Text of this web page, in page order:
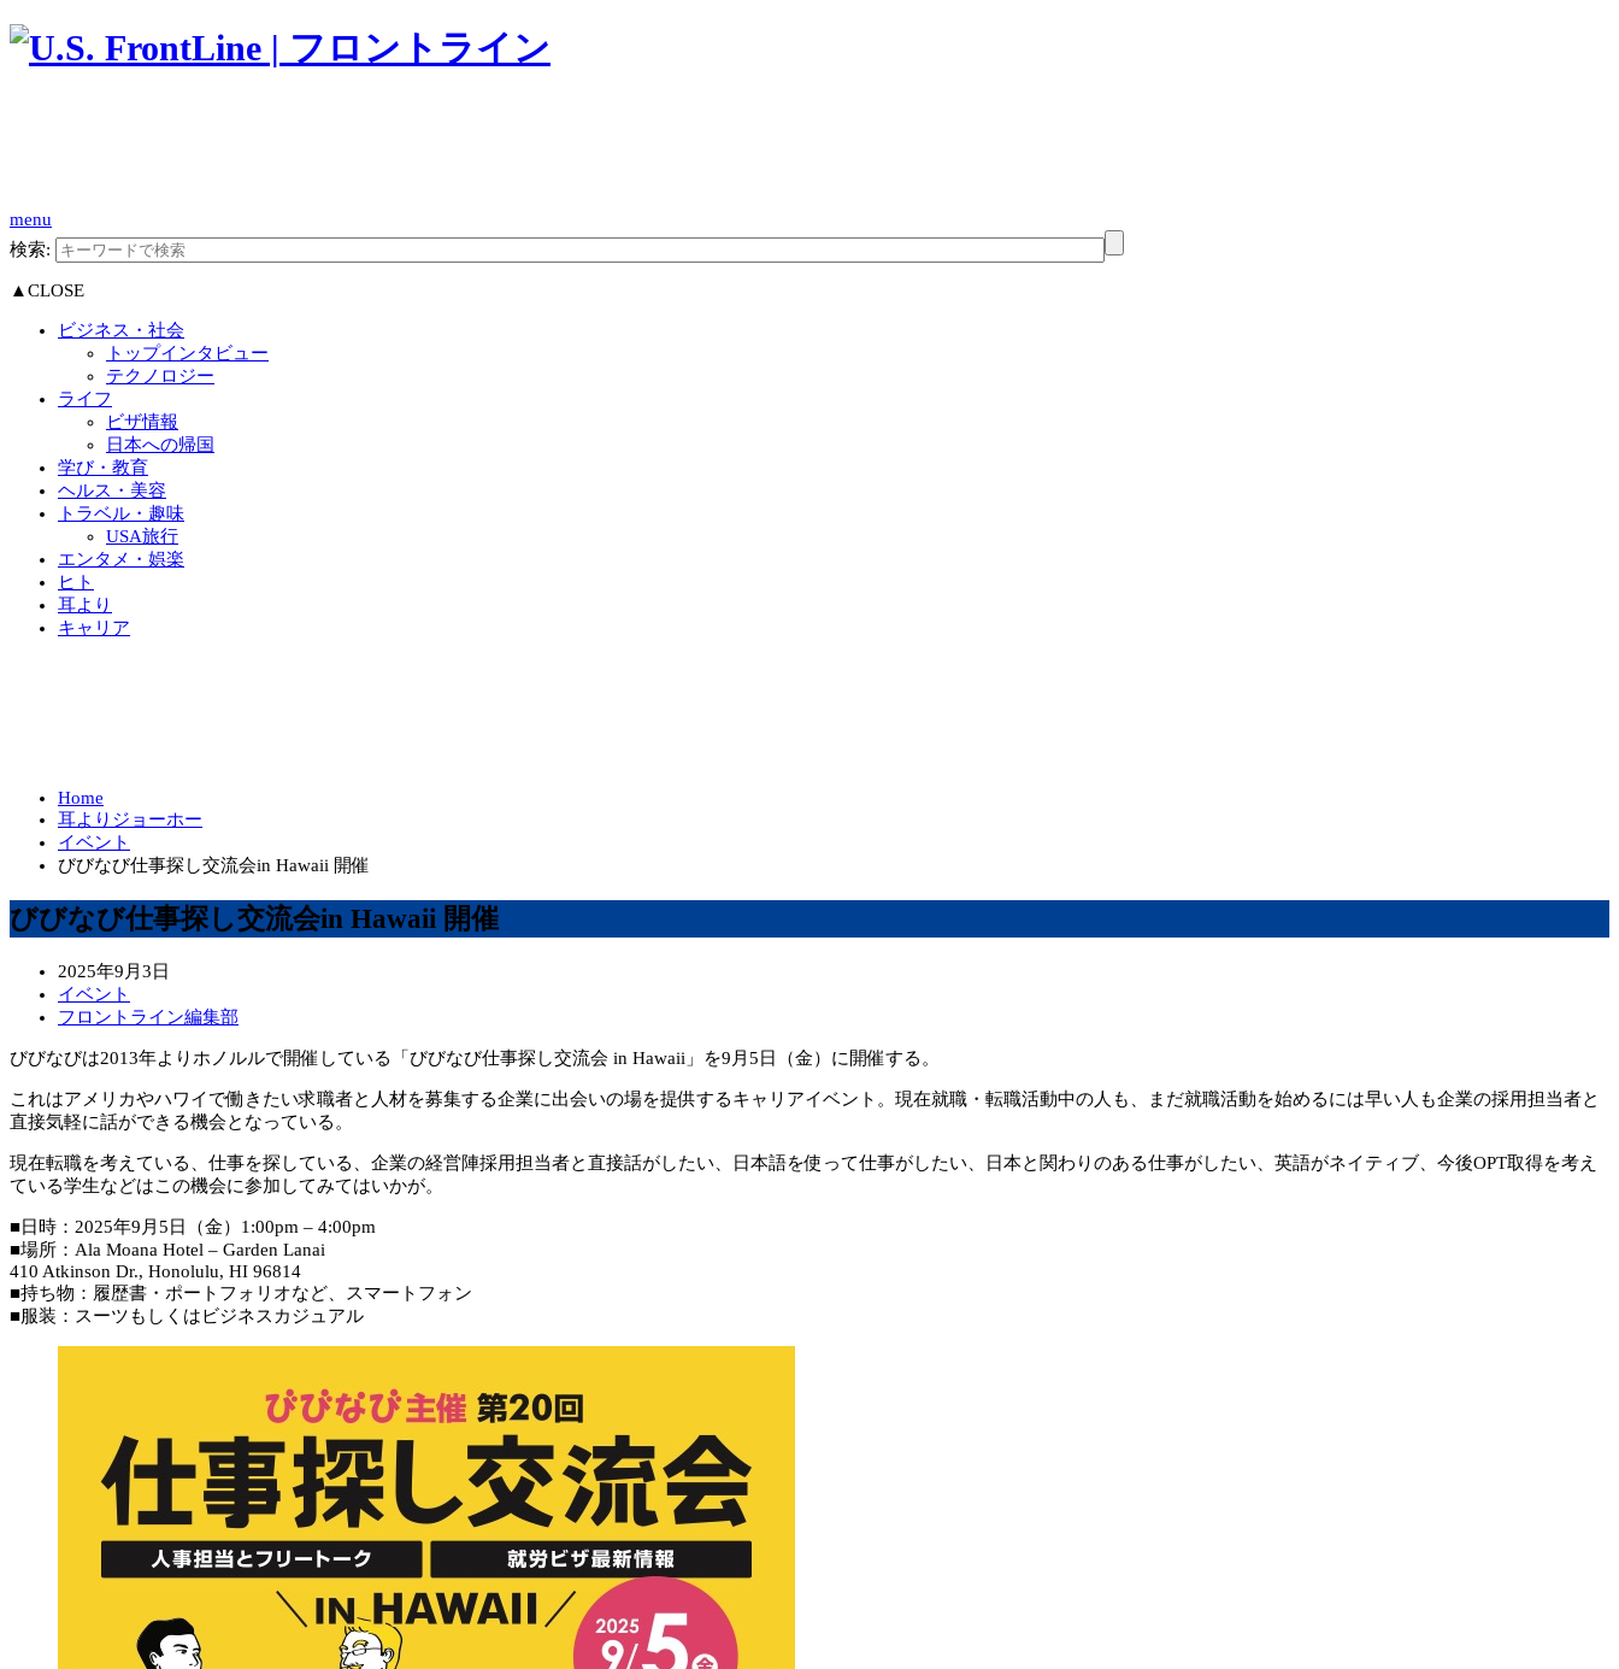
menu
検索:
▲CLOSE
ビジネス・社会
トップインタビュー
テクノロジー
ライフ
ビザ情報
日本への帰国
学び・教育
ヘルス・美容
トラベル・趣味
USA旅行
エンタメ・娯楽
ヒト
耳より
キャリア
Home
耳よりジョーホー
イベント
びびなび仕事探し交流会in Hawaii 開催
びびなび仕事探し交流会in Hawaii 開催
2025年9月3日
イベント
フロントライン編集部
びびなびは2013年よりホノルルで開催している「びびなび仕事探し交流会 in Hawaii」を9月5日（金）に開催する。
これはアメリカやハワイで働きたい求職者と人材を募集する企業に出会いの場を提供するキャリアイベント。現在就職・転職活動中の人も、まだ就職活動を始めるには早い人も企業の採用担当者と
直接気軽に話ができる機会となっている。
現在転職を考えている、仕事を探している、企業の経営陣採用担当者と直接話がしたい、日本語を使って仕事がしたい、日本と関わりのある仕事がしたい、英語がネイティブ、今後OPT取得を考え
ている学生などはこの機会に参加してみてはいかが。
■日時：2025年9月5日（金）1:00pm – 4:00pm
■場所：Ala Moana Hotel – Garden Lanai
410 Atkinson Dr., Honolulu, HI 96814
■持ち物：履歴書・ポートフォリオなど、スマートフォン
■服装：スーツもしくはビジネスカジュアル